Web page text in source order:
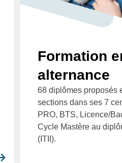
Formation
alternance
68 diplômes proposés
sections dans ses 7
PRO, BTS, Licence/
Cycle Mastère au
(ITII).